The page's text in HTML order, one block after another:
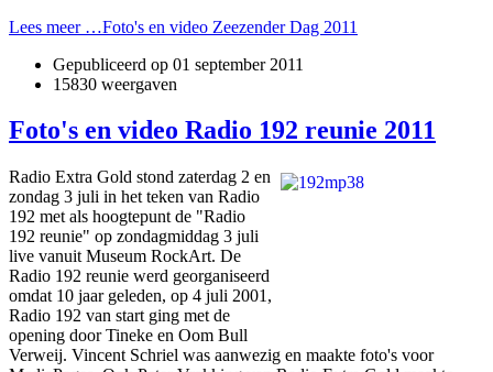
Lees meer …Foto's en video Zeezender Dag 2011
Gepubliceerd op 01 september 2011
15830 weergaven
Foto's en video Radio 192 reunie 2011
Radio Extra Gold stond zaterdag 2 en
zondag 3 juli in het teken van Radio
192 met als hoogtepunt de "Radio
192 reunie" op zondagmiddag 3 juli
live vanuit Museum RockArt. De
Radio 192 reunie werd georganiseerd
omdat 10 jaar geleden, op 4 juli 2001,
Radio 192 van start ging met de
opening door Tineke en Oom Bull
Verweij. Vincent Schriel was aanwezig en maakte foto's voor